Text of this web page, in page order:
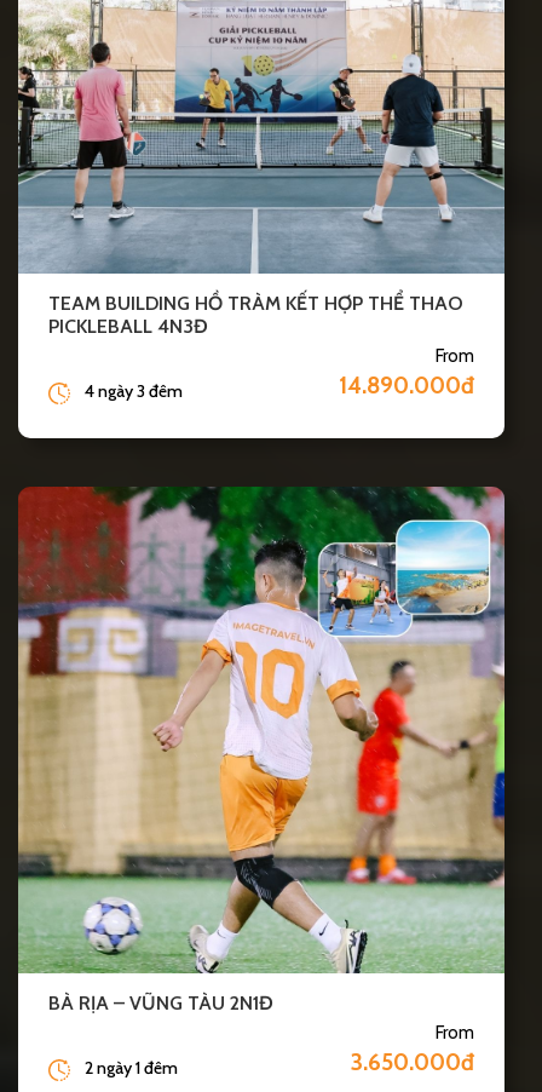
TEAM BUILDING HỒ TRÀM KẾT HỢP THỂ THAO
PICKLEBALL 4N3Đ
From
14.890.000đ
4 ngày 3 đêm
BÀ RỊA – VŨNG TÀU 2N1Đ
From
3.650.000đ
2 ngày 1 đêm